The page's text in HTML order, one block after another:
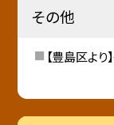
その他
【豊島区よ